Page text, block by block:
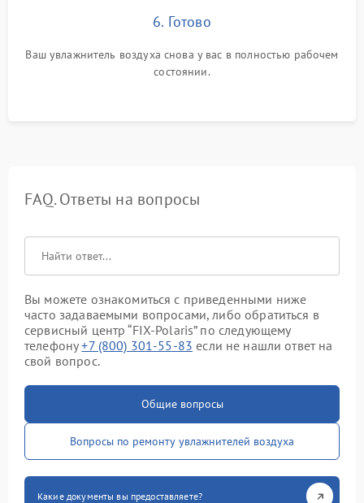
6. Готово
Ваш увлажнитель воздуха снова у вас в полностью рабочем
состоянии.
FAQ. Ответы на вопросы
Вы можете ознакомиться с приведенными ниже
часто задаваемыми вопросами, либо обратиться в
сервисный центр “FIX-Polaris” по следующему
телефону+7 (800) 301-55-83 если не нашли ответ на
свой вопрос.
Общие вопросы
Вопросы по ремонту увлажнителей воздуха
Какие документы вы предоставляете?